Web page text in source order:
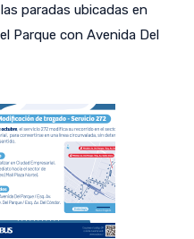
paradas ubicadas en
Parque con Avenida Del